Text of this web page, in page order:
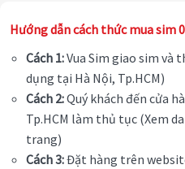
Hướng dẫn cách thức mua sim
Cách 1:Vua Sim giao sim và
dụng tại Hà Nội, Tp.HCM)
Cách 2:Quý khách đến cửa
Tp.HCM làm thủ tục (Xem
trang)
Cách 3:Đặt hàng trên